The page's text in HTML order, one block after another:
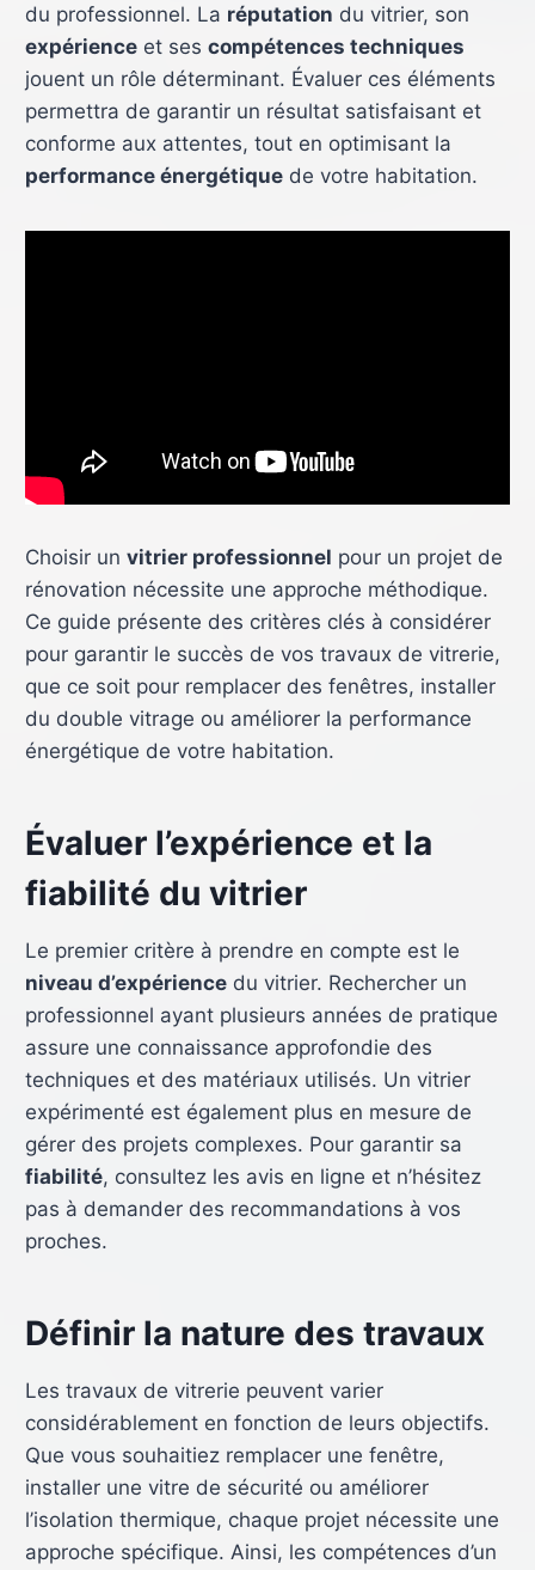
du professionnel. La réputation du vitrier, son
expérienceet ses compétences techniques
jouent un rôle déterminant. Évaluer ces éléments
permettra de garantir un résultat satisfaisant et
conforme aux attentes, tout en optimisant la
performance énergétiquede votre habitation.
Choisir un vitrier professionnel pour un projet de
rénovation nécessite une approche méthodique.
Ce guide présente des critères clés à considérer
pour garantir le succès de vos travaux de vitrerie,
que ce soit pour remplacer des fenêtres, installer
du double vitrage ou améliorer la performance
énergétique de votre habitation.
Évaluer l’expérience et la
fiabilité du vitrier
Le premier critère à prendre en compte est le
niveau d’expériencedu vitrier. Rechercher un
professionnel ayant plusieurs années de pratique
assure une connaissance approfondie des
techniques et des matériaux utilisés. Un vitrier
expérimenté est également plus en mesure de
gérer des projets complexes. Pour garantir sa
fiabilité, consultez les avis en ligne et n’hésitez
pas à demander des recommandations à vos
proches.
Définir la nature des travaux
Les travaux de vitrerie peuvent varier
considérablement en fonction de leurs objectifs.
Que vous souhaitiez remplacer une fenêtre,
installer une vitre de sécurité ou améliorer
l’isolation thermique, chaque projet nécessite une
approche spécifique. Ainsi, les compétences d’un